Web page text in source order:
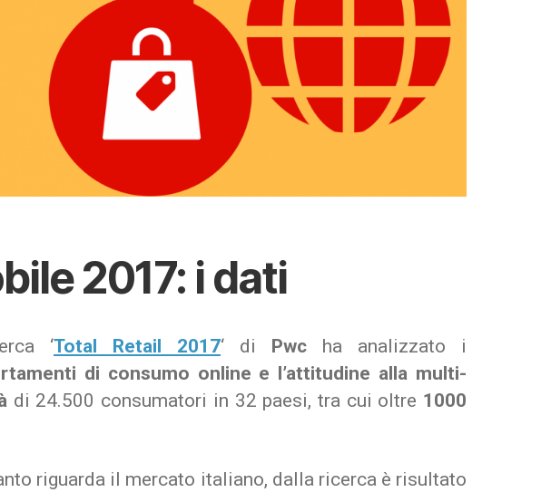
2017: i dati
‘Total Retail 2017‘ di Pwc ha analizzato i
di consumo online e l’attitudine alla multi-
di 24.500 consumatori in 32 paesi, tra cui oltre 1000
riguarda il mercato italiano, dalla ricerca è risultato